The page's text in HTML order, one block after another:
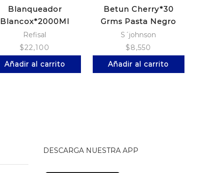
Blanqueador
Blancox*2000Ml
Ropa Color*1L
Refisal
$22,100
Añadir al carrito
Betun Cherry*30
Grms Pasta Negro
S´johnson
$8,550
Añadir al carrito
DESCARGA NUESTRA APP